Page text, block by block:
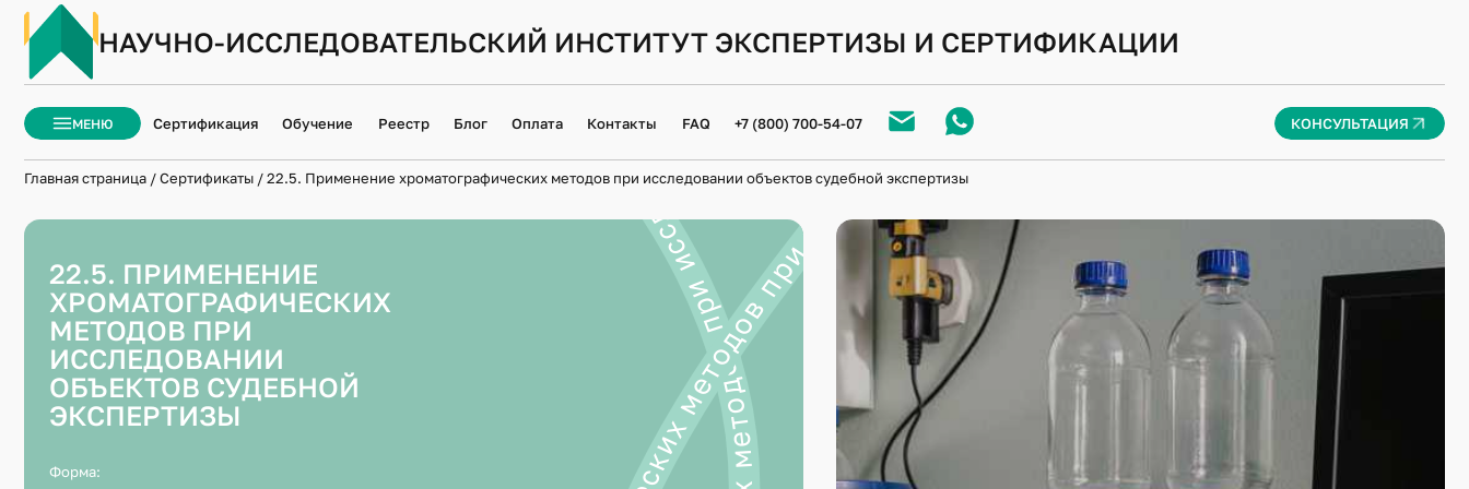
НАУЧНО-ИССЛЕДОВАТЕЛЬСКИЙ ИНСТИТУТ ЭКСПЕРТИЗЫ И СЕРТИФИКАЦИИ
МЕНЮ Сертификация Обучение Реестр Блог Оплата Контакты FAQ +7 (800) 700-54-07 КОНСУЛЬТАЦИЯ
СЕРТИФИКАЦИЯ
1.1. ИССЛЕДОВАНИЕ ПОЧЕРКА И ПОДПИСИ
2.1. ИССЛЕДОВАНИЕ ПИСЬМЕННОЙ РЕЧИ
3.1. ИССЛЕДОВАНИЕ РЕКВИЗИТОВ ДОКУМЕНТОВ
3.2. ИССЛЕДОВАНИЕ МАТЕРИАЛОВ ДОКУМЕНТОВ
4.1. ИССЛЕДОВАНИЕ ФОТОГРАФИЧЕСКИХ
17.2. ИССЛЕДОВАНИЕ ПОКАЗАТЕЛЕЙ ФИНАНСОВОГО
СОСТОЯНИЯ И ФИНАНСОВО-ЭКОНОМИЧЕСКОЙ
ДЕЯТЕЛЬНОСТИ ХОЗЯЙСТВУЮЩЕГО СУБЪЕКТА
17.3. ИССЛЕДОВАНИЕ РАСЧЕТОВ С БЮДЖЕТОМ И
ВНЕБЮДЖЕТНЫМИ ФОНДАМИ
18.1. ИССЛЕДОВАНИЕ ТРАНСПОРТНЫХ СРЕДСТВ В
ЦЕЛЯХ ОПРЕДЕЛЕНИЯ ИХ СТОИМОСТИ И
СТОИМОСТИ ВОССТАНОВИТЕЛЬНОГО РЕМОНТА
Главная страница /Cертификаты /22.5. Применение хроматографических методов при исследовании объектов судебной экспертизы
22.5. ПРИМЕНЕНИЕ
ХРОМАТОГРАФИЧЕСКИХ
МЕТОДОВ ПРИ
ИССЛЕДОВАНИИ
ОБЪЕКТОВ СУДЕБНОЙ
ЭКСПЕРТИЗЫ
Форма: